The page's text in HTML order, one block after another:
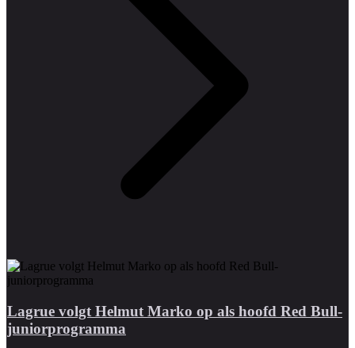
Lagrue volgt Helmut Marko op als hoofd Red Bull-
juniorprogramma